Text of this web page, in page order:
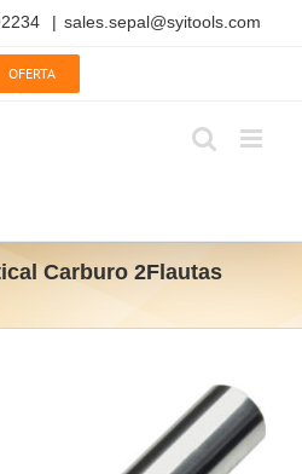
| sales.sepal@syitools.com
OFERTA
Carburo 2Flautas